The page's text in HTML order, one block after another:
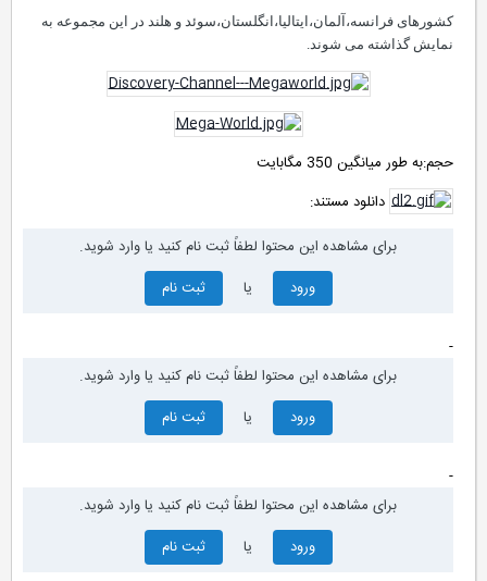
کشورهای فرانسه،آلمان،ایتالیا،انگلستان،سوئد و هلند در این مجموعه به
نمایش گذاشته می شوند.
حجم:به طور میانگین 350 مگابایت
دانلود مستند:
برای مشاهده این محتوا لطفاً ثبت نام کنید یا وارد شوید.
ورود
ثبت نام
برای مشاهده این محتوا لطفاً ثبت نام کنید یا وارد شوید.
ورود
ثبت نام
برای مشاهده این محتوا لطفاً ثبت نام کنید یا وارد شوید.
ورود
ثبت نام